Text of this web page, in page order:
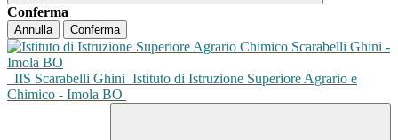
Conferma
Annulla Conferma
IIS Scarabelli Ghini Istituto di Istruzione Superiore Agrario e
Chimico - Imola BO